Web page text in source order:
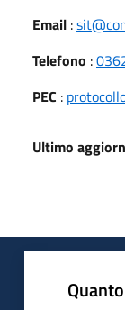
Email :
Telefono :
PEC :
Ultimo